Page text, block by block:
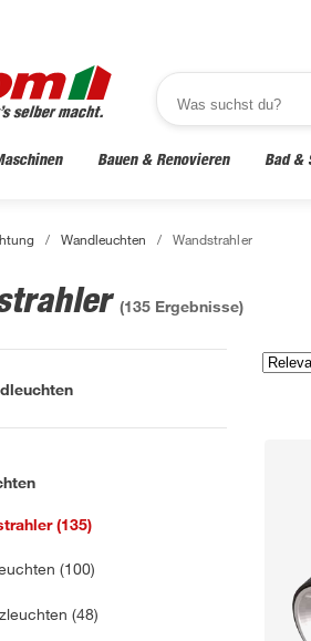
Bauen & Renovieren Bad &
/ Wandleuchten / Wandstrahler
(135 Ergebnisse)
(135)
(100)
(48)